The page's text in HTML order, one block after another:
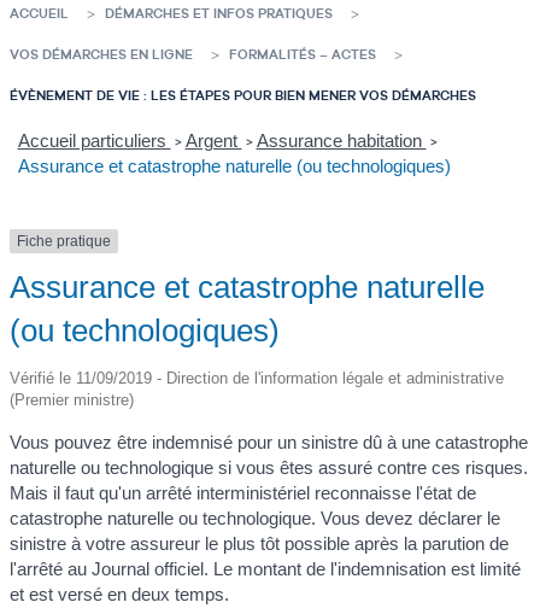
ACCUEIL DÉMARCHES ET INFOS PRATIQUES
VOS DÉMARCHES EN LIGNE FORMALITÉS – ACTES
ÉVÈNEMENT DE VIE : LES ÉTAPES POUR BIEN MENER VOS DÉMARCHES
Accueil particuliers > Argent > Assurance habitation >
Assurance et catastrophe naturelle (ou technologiques)
Fiche pratique
Assurance et catastrophe naturelle
(ou technologiques)
Vérifié le 11/09/2019 - Direction de l'information légale et administrative
(Premier ministre)
Vous pouvez être indemnisé pour un sinistre dû à une catastrophe
naturelle ou technologique si vous êtes assuré contre ces risques.
Mais il faut qu'un arrêté interministériel reconnaisse l'état de
catastrophe naturelle ou technologique. Vous devez déclarer le
sinistre à votre assureur le plus tôt possible après la parution de
l'arrêté au Journal officiel. Le montant de l'indemnisation est limité
et est versé en deux temps.